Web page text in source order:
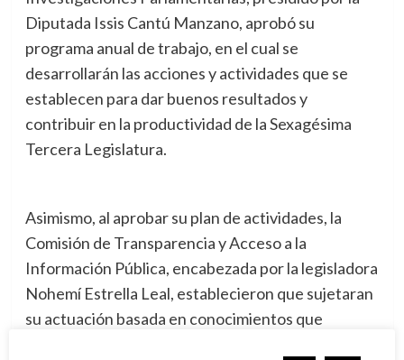
Diputada Issis Cantú Manzano, aprobó su
programa anual de trabajo, en el cual se
desarrollarán las acciones y actividades que se
establecen para dar buenos resultados y
contribuir en la productividad de la Sexagésima
Tercera Legislatura.
Asimismo, al aprobar su plan de actividades, la
Comisión de Transparencia y Acceso a la
Información Pública, encabezada por la legisladora
Nohemí Estrella Leal, establecieron que sujetaran
su actuación basada en conocimientos que